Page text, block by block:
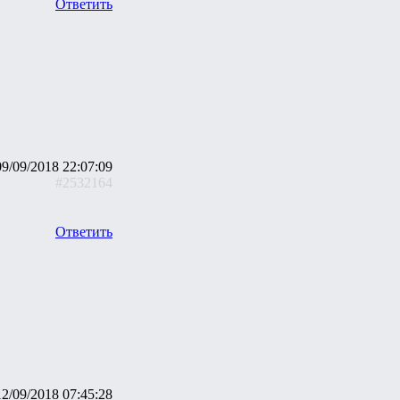
Ответить
09/2018 22:07:09
#2532164
Ответить
09/2018 07:45:28